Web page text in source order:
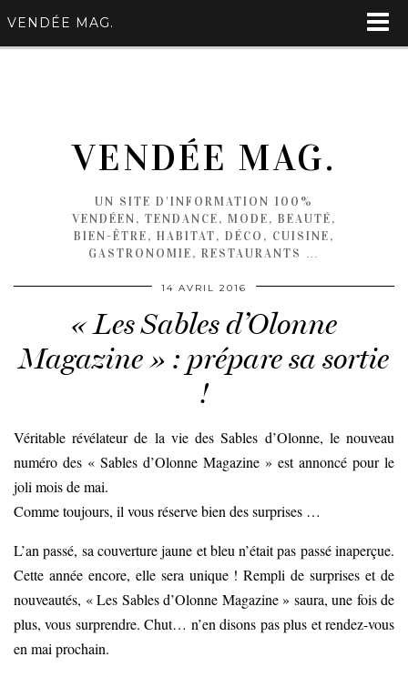
VENDÉE MAG.
VENDÉE MAG.
UN SITE D'INFORMATION 100%
VENDÉEN, TENDANCE, MODE, BEAUTÉ,
BIEN-ÊTRE, HABITAT, DÉCO, CUISINE,
GASTRONOMIE, RESTAURANTS …
14 AVRIL 2016
« Les Sables d’Olonne
Magazine » : prépare sa sortie
!
Véritable révélateur de la vie des Sables d’Olonne, le nouveau
numéro des « Sables d’Olonne Magazine » est annoncé pour le
joli mois de mai.
Comme toujours, il vous réserve bien des surprises …
L’an passé, sa couverture jaune et bleu n’était pas passé inaperçue.
Cette année encore, elle sera unique ! Rempli de surprises et de
nouveautés, « Les Sables d’Olonne Magazine » saura, une fois de
plus, vous surprendre. Chut… n’en disons pas plus et rendez-vous
en mai prochain.